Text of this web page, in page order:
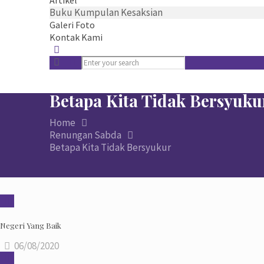
Buku Kumpulan Kesaksian
Galeri Foto
Kontak Kami
Betapa Kita Tidak
Home
Renungan Sabda
Betapa Kita Tidak Bersyukur
Negeri Yang Baik
06/08/2020